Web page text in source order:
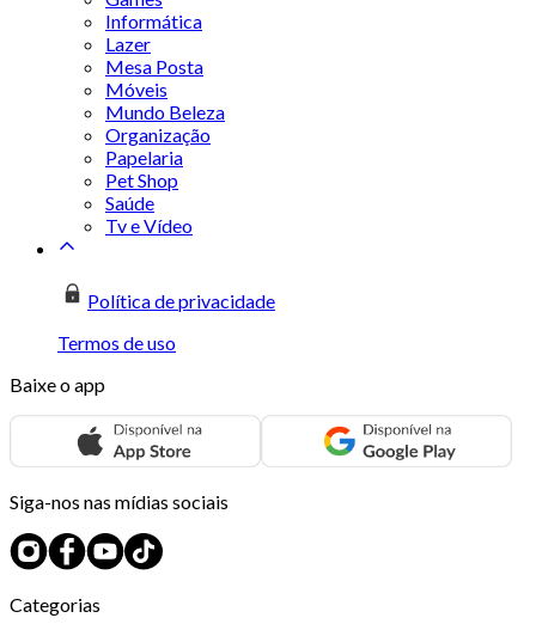
Informática
Lazer
Mesa Posta
Móveis
Mundo Beleza
Organização
Papelaria
Pet Shop
Saúde
Tv e Vídeo
Política de privacidade
Termos de uso
Baixe o app
Siga-nos nas mídias sociais
Categorias